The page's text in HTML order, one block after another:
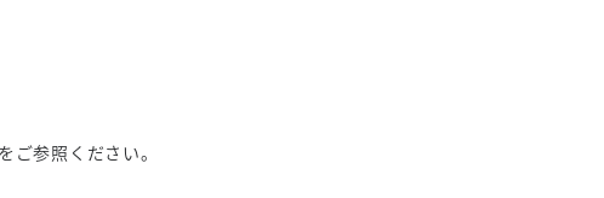
ご参照ください。